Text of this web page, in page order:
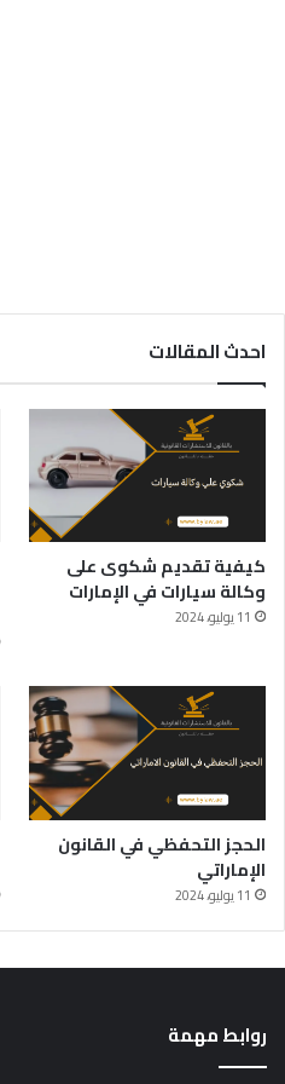
احدث المقالات
كيفية تقديم شكوى على
وكالة سيارات في الإمارات
11 يوليو، 2024
الحجز التحفظي في القانون
الإماراتي
11 يوليو، 2024
روابط مهمة